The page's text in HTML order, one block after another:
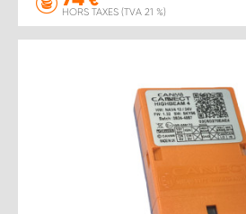
HORS TAXES (TVA 21 %)